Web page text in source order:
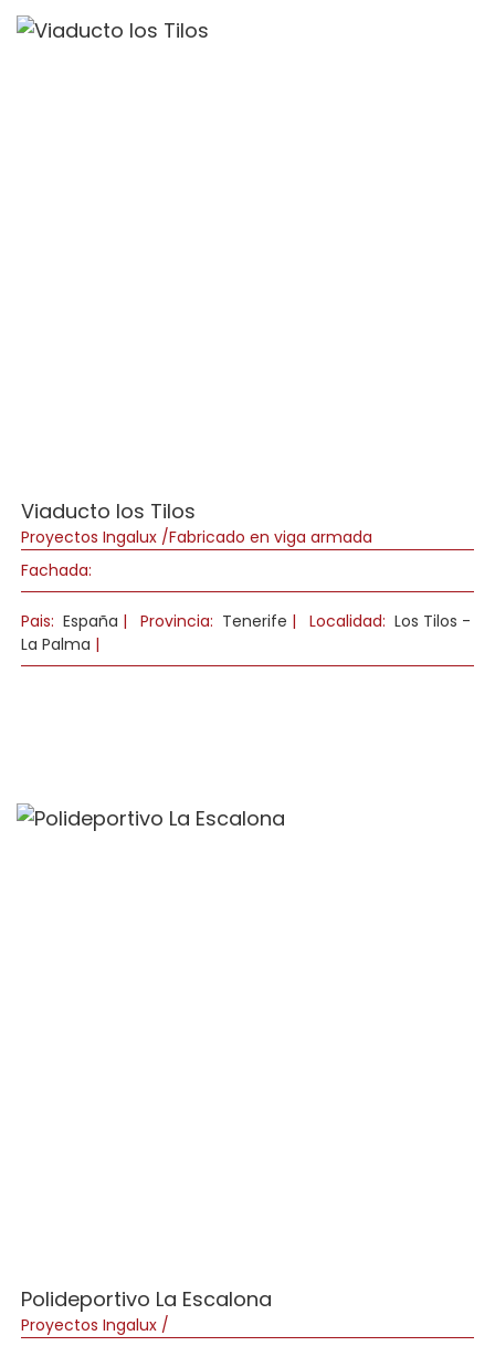
Viaducto los Tilos
Proyectos Ingalux /Fabricado en viga armada
Fachada:
Pais: España | Provincia: Tenerife | Localidad: Los Tilos -
La Palma |
Polideportivo La Escalona
Proyectos Ingalux /